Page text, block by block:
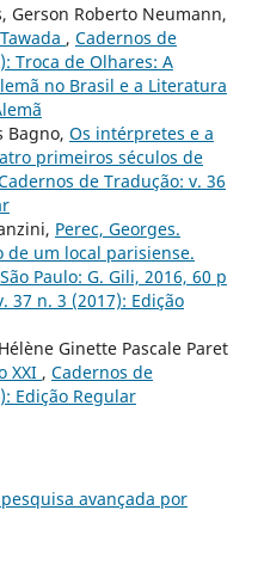
Gerson Roberto Neumann,
, Cadernos de
Troca de Olhares: A
no Brasil e a Literatura
Bagno, Os intérpretes e a
primeiros séculos de
de Tradução: v. 36
Perec, Georges.
de um local parisiense.
Paulo: G. Gili, 2016, 60 p
37 n. 3 (2017): Edição
Ginette Pascale Paret
XXI , Cadernos de
Edição Regular
avançada por